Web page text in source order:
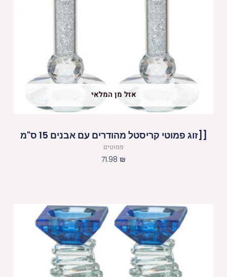
אזל מן המלאי
[[זוג פמוטי קריסטל מהודרים עם אבנים 15 ס"מ
פמוטים
71.98 ₪